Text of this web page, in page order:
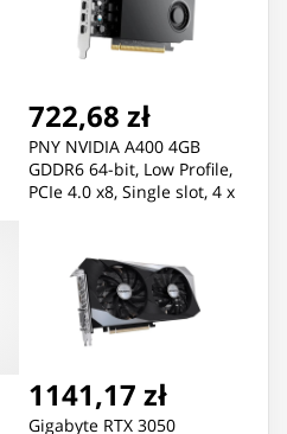
722,68 zł
PNY NVIDIA A400 4GB
GDDR6 64-bit, Low Profile,
PCIe 4.0 x8, Single slot, 4 x
1141,17 zł
Gigabyte RTX 3050